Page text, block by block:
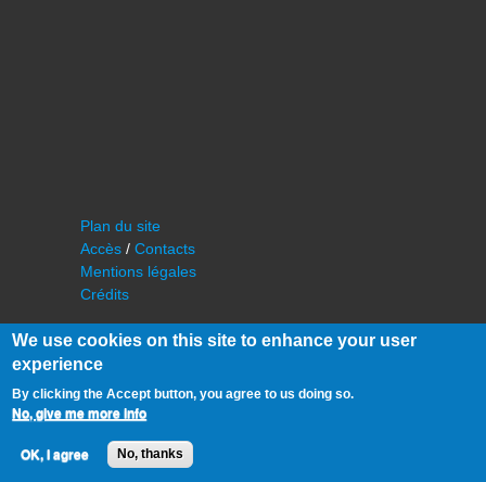
Plan du site
Accès / Contacts
Mentions légales
Crédits
©IAS - Institut d'Astrophysique Spatiale
Université Paris Sud, Bâtiment 121
91405 Orsay FRANCE
We use cookies on this site to enhance your user
experience
By clicking the Accept button, you agree to us doing so.
No, give me more info
OK, I agree No, thanks